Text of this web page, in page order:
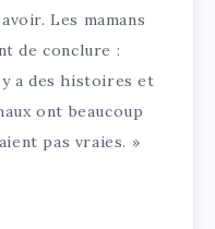
Les mamans
de conclure :
a des histoires et
ont beaucoup
pas vraies. »